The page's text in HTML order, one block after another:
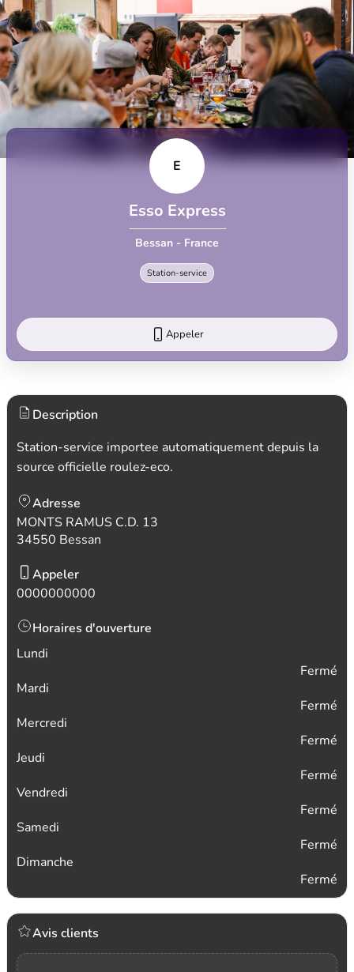
E
Esso Express
Bessan - France
Station-service
Appeler
Description
Station-service importee automatiquement depuis la
source officielle roulez-eco.
Adresse
MONTS RAMUS C.D. 13
34550 Bessan
Appeler
0000000000
Horaires d'ouverture
Lundi
Fermé
Mardi
Fermé
Mercredi
Fermé
Jeudi
Fermé
Vendredi
Fermé
Samedi
Fermé
Dimanche
Fermé
Avis clients